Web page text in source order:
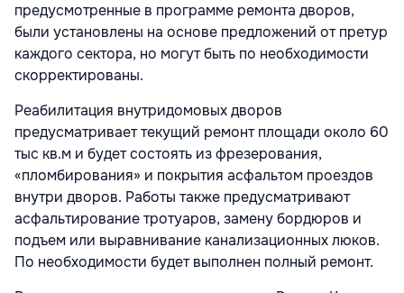
предусмотренные в программе ремонта дворов,
были установлены на основе предложений от претур
каждого сектора, но могут быть по необходимости
скорректированы.
Реабилитация внутридомовых дворов
предусматривает текущий ремонт площади около 60
тыс кв.м и будет состоять из фрезерования,
«пломбирования» и покрытия асфальтом проездов
внутри дворов. Работы также предусматривают
асфальтирование тротуаров, замену бордюров и
подъем или выравнивание канализационных люков.
По необходимости будет выполнен полный ремонт.